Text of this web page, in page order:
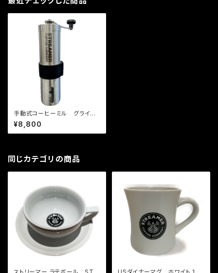
手動式コーヒーミル グライン
ダー シルバー
¥8,800
同じカテゴリの商品